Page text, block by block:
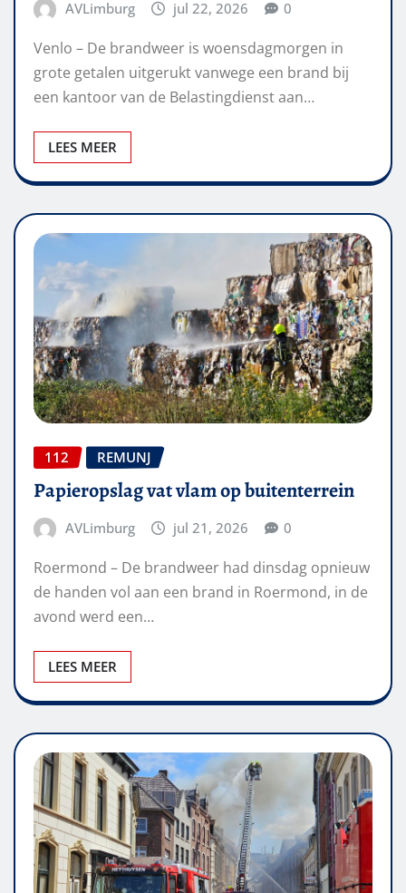
AVLimburg jul 22, 2026 0
Venlo – De brandweer is woensdagmorgen in
grote getalen uitgerukt vanwege een brand bij
een kantoor van de Belastingdienst aan…
LEES MEER
112 REMUNJ
Papieropslag vat vlam op buitenterrein
AVLimburg jul 21, 2026 0
Roermond – De brandweer had dinsdag opnieuw
de handen vol aan een brand in Roermond, in de
avond werd een…
LEES MEER